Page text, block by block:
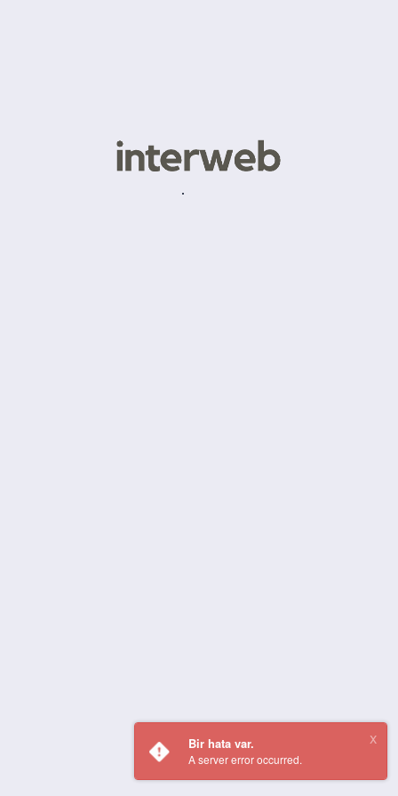
Bir hata var.
A server error occurred.